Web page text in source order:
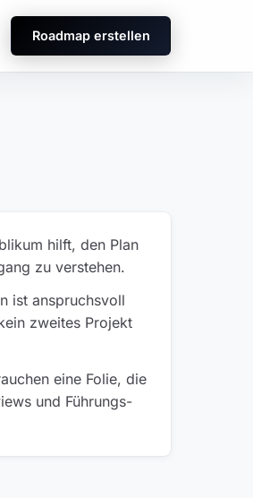
Roadmap erstellen
hilft, den Plan
zu verstehen.
ist anspruchsvoll
zweites Projekt
eine Folie, die
und Führungs-